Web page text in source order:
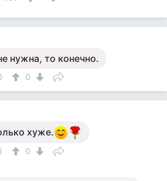
нужна, то конечно.
0
хуже.
0